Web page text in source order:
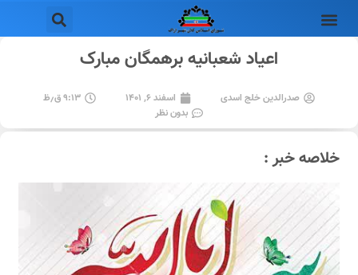
اعیاد شعبانیه برهمگان مبارک
صدرالدین خلج اسدی اسفند ۶, ۱۴۰۱
۹:۱۳ ق٫ظ
بدون نظر
خلاصه خبر :